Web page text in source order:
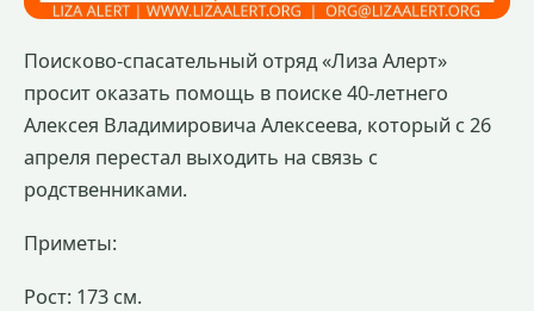
Поисково-спасательный отряд «Лиза Алерт»
просит оказать помощь в поиске 40-летнего
Алексея Владимировича Алексеева, который с 26
апреля перестал выходить на связь с
родственниками.
Приметы:
Рост: 173 см.